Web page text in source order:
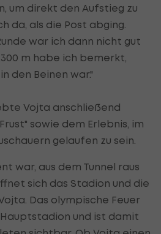
um direkt den Aufstieg zu
da, als die Post abging.
war ich dann nicht gut
m habe ich bemerkt,
den Beinen war."
Vojta anschließend
sowie dem Erlebnis, im
gelaufen zu sein.
war, aus dem Tunnel raus
sich das Stadion und die
Das olympische Feuer
und ist damit